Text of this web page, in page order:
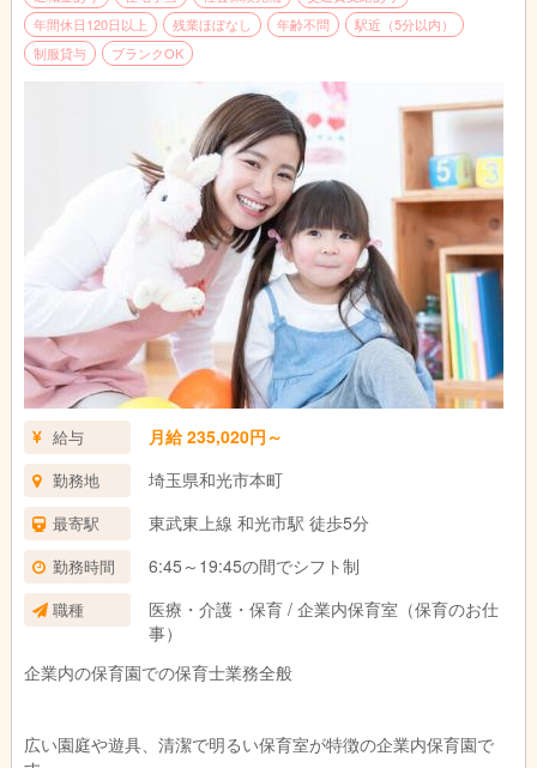
年間休日120日以上
残業ほぼなし 年齢不問
駅近（5分以内）
制服貸与
ブランクOK
給与 月給 235,020円～
勤務地 埼玉県和光市本町
最寄駅 東武東上線 和光市駅 徒歩5分
勤務時間 6:45～19:45の間でシフト制
職種
医療・介護・保育 / 企業内保育室（保育のお仕
事）
企業内の保育園での保育士業務全般
広い園庭や遊具、清潔で明るい保育室が特徴の企業内保育園で